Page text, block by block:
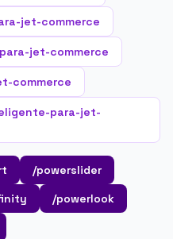
jet-commerce
jet-commerce
commerce
para-jet-
/powerslider
/powerlook